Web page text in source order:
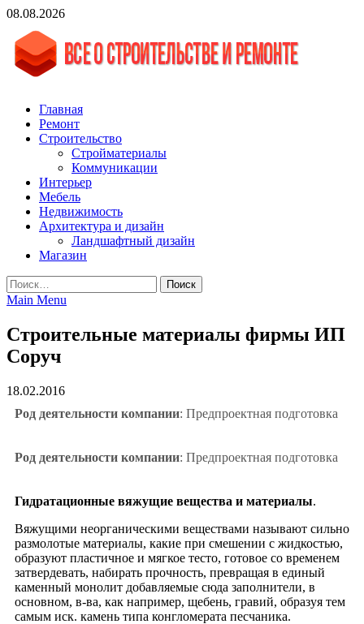
Skip
content
08.08.2026
vgasa.ru
Строительный журнал. Всё о строительстве и ремонтах
Главная
Ремонт
Строительство
Стройматериалы
Коммуникации
Интерьер
Мебель
Недвижимость
Архитектура и дизайн
Ландшафтный дизайн
Магазин
Найти:
Main Menu
Строительные материалы фирмы ИП
Соруч
18.02.2016
Род деятельности компании: Предпроектная подготовка
Род деятельности компании: Предпроектная подготовка
Гидратационные вяжущие вещества и материалы.
Вяжущими неорганическими веществами называют сильно
размолотые материалы, какие при смешении с жидкостью,
образуют пластичное и мягкое тесто, готовое со временем
затвердевать, набирать прочность, превращая в единый
каменный монолит добавляемые сюда заполнители, в
основном, в-ва, как например, щебень, гравий, образуя тем
самым иск. камень типа конгломерата песчаника.